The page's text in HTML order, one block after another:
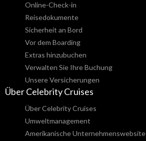
Online-Check-in
Reisedokumente
Sicherheit an Bord
Vor dem Boarding
Extras hinzubuchen
Verwalten Sie Ihre Buchung
Unsere Versicherungen
Über Celebrity Cruises
Über Celebrity Cruises
Umweltmanagement
Amerikanische Unternehmenswebsite